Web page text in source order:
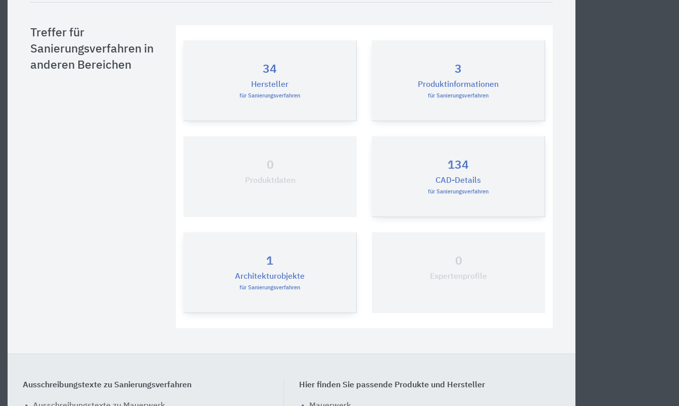
Treffer für
Sanierungsverfahren in
anderen Bereichen
34
Hersteller
für Sanierungsverfahren
3
Produktinformationen
für Sanierungsverfahren
0
Produktdaten
134
CAD-Details
für Sanierungsverfahren
1
Architekturobjekte
für Sanierungsverfahren
0
Expertenprofile
Ausschreibungstexte zu Sanierungsverfahren Hier finden Sie passende Produkte und Hersteller